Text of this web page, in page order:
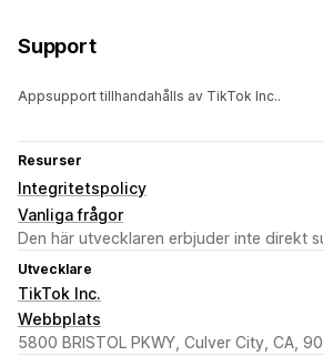
Support
Appsupport tillhandahålls av TikTok Inc..
Resurser
Integritetspolicy
Vanliga frågor
Den här utvecklaren erbjuder inte direkt
Utvecklare
TikTok Inc.
Webbplats
5800 BRISTOL PKWY, Culver City, CA,